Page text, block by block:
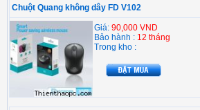
Chuột Quang không dây FD V102
Giá: 90,000 VND
Bảo hành : 12 tháng
Trong kho :